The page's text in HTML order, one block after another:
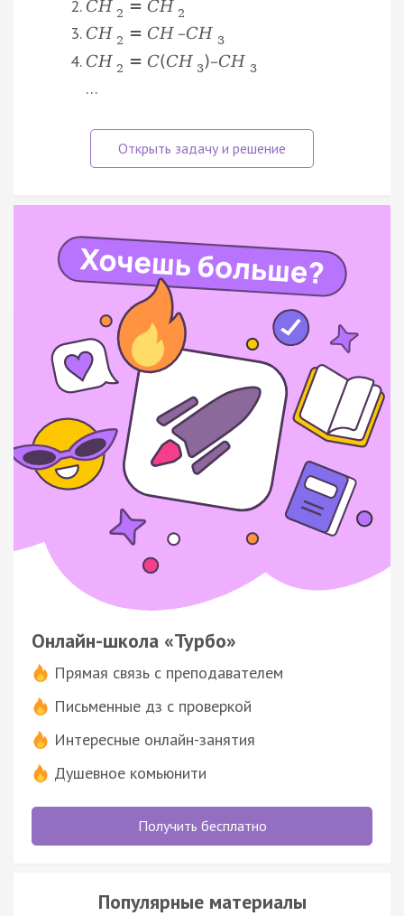
CH 2 = CH 2
CH 2 = CH –CH 3
CH 2 = C(CH 3)–CH 3
…
Онлайн-школа «Турбо»
Прямая связь с преподавателем
Письменные дз с проверкой
Интересные онлайн-занятия
Душевное комьюнити
Получить бесплатно
Популярные материалы